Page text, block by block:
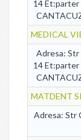
14 Et:parter
MEDICAL
Adresa: Str
14 Et:parter
MATDENT
Adresa: Str